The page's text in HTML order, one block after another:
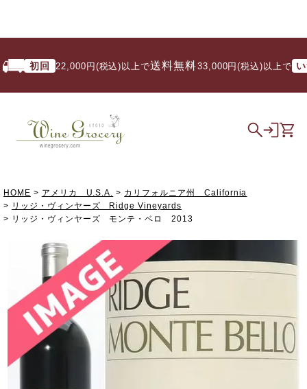
初回 22,000円(税込)以上で送料無料/ 33,000円(税込)以上で いつで
HOME アメリカ U.S.A.
カリフォルニア州 California
リッジ・ヴィンヤーズ Ridge Vineyards
リッジ・ヴィンヤーズ モンテ・ベロ 2013